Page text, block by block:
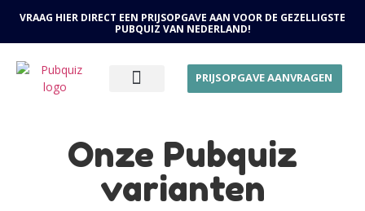
VRAAG HIER DIRECT EEN PRIJSOPGAVE AAN VOOR DE GEZELLIGSTE
PUBQUIZ VAN NEDERLAND!
PRIJSOPGAVE AANVRAGEN
Onze Pubquiz
varianten